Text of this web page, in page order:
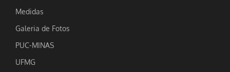
Medidas
Galeria de Fotos
PUC-MINAS
UFMG